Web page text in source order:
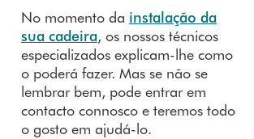
No momento da instalação da
sua cadeira, os nossos técnicos
especializados explicam-lhe como
o poderá fazer. Mas se não se
lembrar bem, pode entrar em
contacto connosco e teremos todo
o gosto em ajudá-lo.